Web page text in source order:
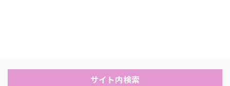
サイト内検索